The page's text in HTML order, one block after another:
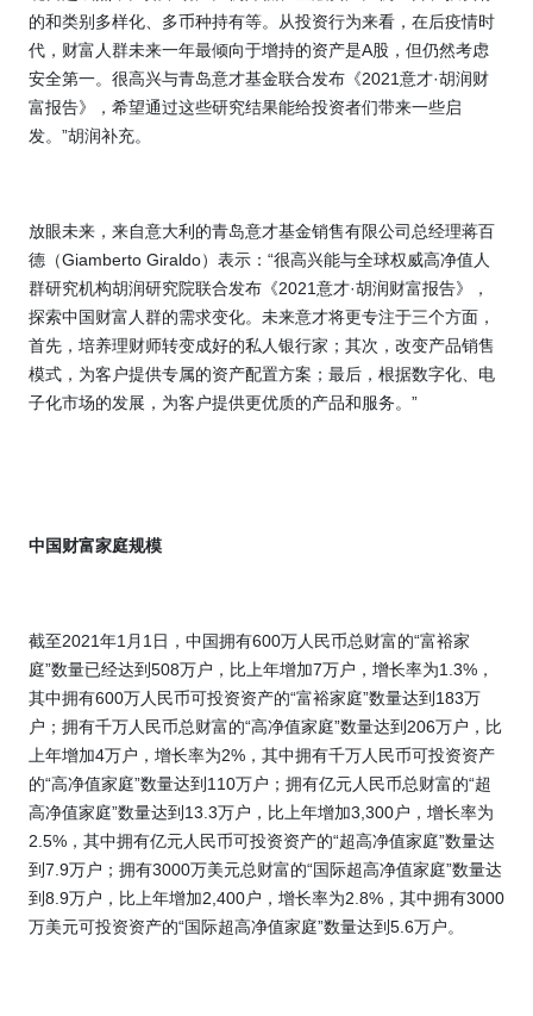
的和类别多样化、多币种持有等。从投资行为来看，在后疫情时
代，财富人群未来一年最倾向于增持的资产是A股，但仍然考虑
安全第一。很高兴与青岛意才基金联合发布《2021意才·胡润财
富报告》，希望通过这些研究结果能给投资者们带来一些启
发。”胡润补充。
放眼未来，来自意大利的青岛意才基金销售有限公司总经理蒋百
德（Giamberto Giraldo）表示：“很高兴能与全球权威高净值人
群研究机构胡润研究院联合发布《2021意才·胡润财富报告》，
探索中国财富人群的需求变化。未来意才将更专注于三个方面，
首先，培养理财师转变成好的私人银行家；其次，改变产品销售
模式，为客户提供专属的资产配置方案；最后，根据数字化、电
子化市场的发展，为客户提供更优质的产品和服务。”
中国财富家庭规模
截至2021年1 月 1 日，中国拥有600万人民币总财富的“富裕家
庭”数量已经达到508万户，比上年增加7万户，增长率为1.3% ，
其中拥有600万人民币可投资资产的“富裕家庭”数量达到 183万
户；拥有千万人民币总财富的“高净值家庭”数量达到 206万户，比
上年增加4万户，增长率为2% ，其中拥有千万人民币可投资资产
的“高净值家庭”数量达到 110万户；拥有亿元人民币总财富的“超
高净值家庭”数量达到 13.3万户，比上年增加3,300户，增长率为
2.5% ，其中拥有亿元人民币可投资资产的“超高净值家庭”数量达
到7.9万户；拥有3000万美元总财富的“国际超高净值家庭”数量达
到8.9万户，比上年增加2,400户，增长率为2.8% ，其中拥有3000
万美元可投资资产的“国际超高净值家庭”数量达到5.6万户。